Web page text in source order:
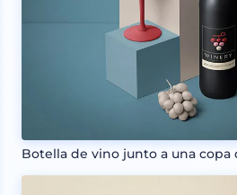
Botella de vino junto a una copa